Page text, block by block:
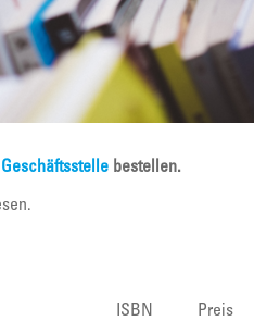
Geschäftsstelle bestellen.
ISBN Preis